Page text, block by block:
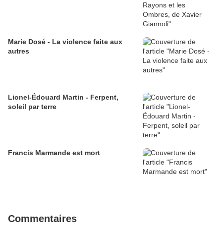
Marie Dosé - La violence faite aux
autres
Lionel-Édouard Martin - Ferpent,
soleil par terre
Francis Marmande est mort
Commentaires